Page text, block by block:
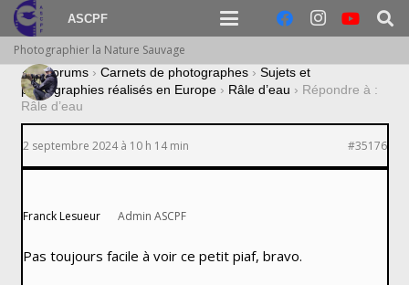
ASCPF
Photographier la Nature Sauvage
› Forums › Carnets de photographes › Sujets et
photographies réalisés en Europe › Râle d’eau › Répondre à :
Râle d’eau
2 septembre 2024 à 10 h 14 min #35176
Franck Lesueur Admin ASCPF
Pas toujours facile à voir ce petit piaf, bravo.